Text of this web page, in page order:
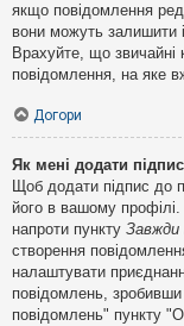
якщо повідомлення
вони можуть залишити
Врахуйте, що звичайні
повідомлення, на яке
Догори
Як мені додати
Щоб додати підпис до
його в вашому
напроти пункту Завжди
створення
налаштувати
повідомлень, зробивши
повідомлень" пункту